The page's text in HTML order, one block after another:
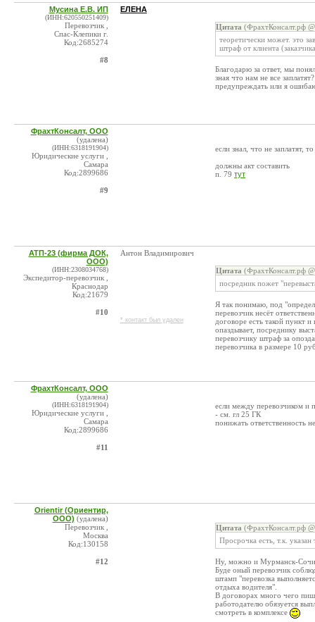
Мусина Е.В. ИП
(ИНН:620550251409)
Перевозчик ,
Спас-Клепики г.
Код:2685274
#8
ЕЛЕНА
Цитата (ФрахтКонсалт.рф
теоретически может. это
штраф от клиента
Благодарю за ответ, мы
зная что нам не все
предупреждать или я
ФрахтКонсалт, ООО
(удалена)
(ИНН:6318191904)
Юридические услуги ,
Самара
Код:2899686
#9
если знал, что не заплатят,
должны акт составить
п. 79 тут
АТП-23 (фирма ДОК,
ООО)
(ИНН:2308034768)
Экспедитор-перевозчик ,
Краснодар
Код:21679
#10
Антон Владимирович
* контакт был удален
Цитата (ФрахтКонсалт.рф
посредник пожет
Я так понимаю, под
перевозчик несёт
договоре есть такой пункт
опаздывает, посреднику
перевозчику штраф за
перевозчика в размере 10
ФрахтКонсалт, ООО
(удалена)
(ИНН:6318191904)
Юридические услуги ,
Самара
Код:2899686
#11
если между перевозчиком и
- см. гл 25 ГК
понижать ответственность
Orientir (Ориентир,
ООО) (удалена)
Перевозчик ,
Москва
Код:130158
#12
Цитата (ФрахтКонсалт.рф
Просрочка есть, т.к.
Ну, можно и Мурманск-Сочи
Буде оный перевозчик
штамп "перевозка
отдыха водителя".
В договорах много чего
работодателю обязуется
смотреть в комплексе